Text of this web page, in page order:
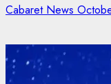
Cabaret News